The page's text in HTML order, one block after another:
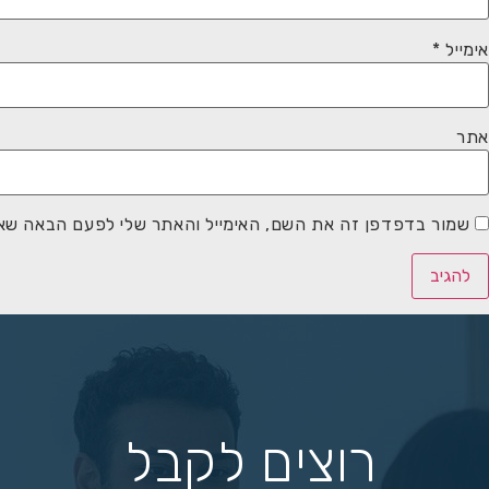
אימייל *
אתר
שמור בדפדפן זה את השם, האימייל והאתר שלי לפעם הבאה
רוצים לקבל